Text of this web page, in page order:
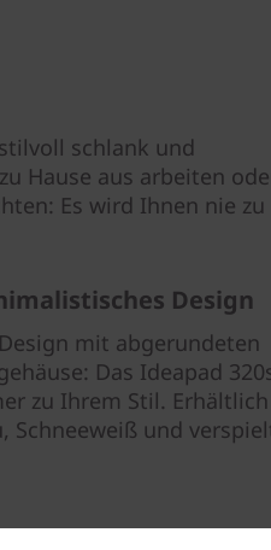
schlank und
Hause aus arbeiten
Es wird Ihnen nie zu
Design
mit abgerundeten
Das Ideapad
zu Ihrem Stil.
Schneeweiß und